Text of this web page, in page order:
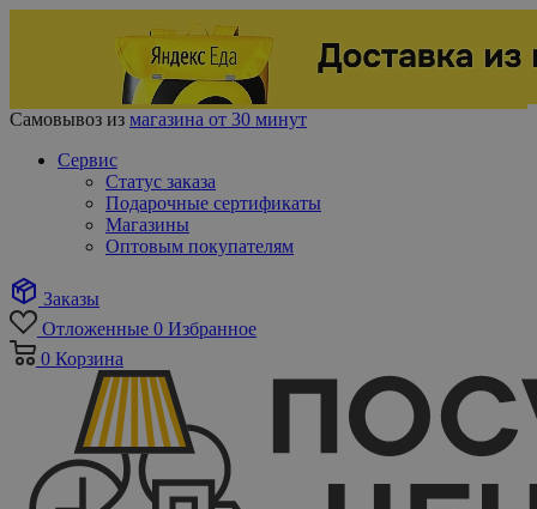
Самовывоз из магазина от 30 минут
Сервис
Статус заказа
Подарочные сертификаты
Магазины
Оптовым покупателям
Заказы
Отложенные 0 Избранное
0 Корзина